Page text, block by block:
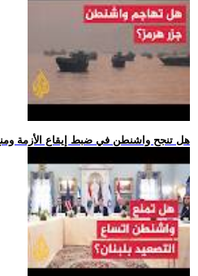
.. هل تنجح واشنطن في ضبط إيقاع الأزمة